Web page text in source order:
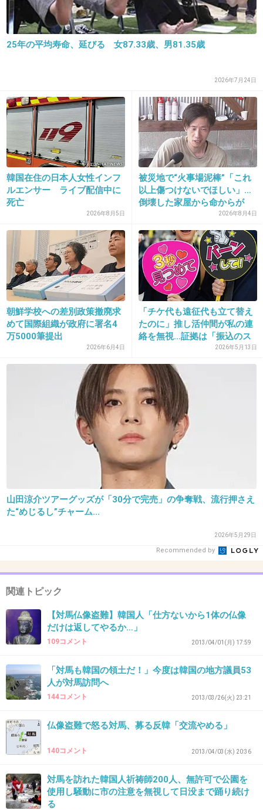
+22 -2
+62 -2
2013/03/21(木) 01:06:51
前からだけど、発想についていけん
+45 -2
30. 匿名 2013/03/21(木) 01:07:34
火に油を注ぐとはまさにこのことだね
+35 -0
31. 匿名 2013/03/21(木) 01:07:40
こいつらの宗教のルーツってどうなってんの？
色々混じってて気持ち悪いわ
お前ら絶対に日本に来なくていい
だが仏像は返してもらおうかｍ9っ｀Д´) ﾋﾞｼｯ!!
+35
32. 匿名 2013/03/21(木) 01:10:53
こないだのマスコットといい、完全にバカにし
出典：livedoor.4.blogimg.jp
＞祀られた仏像がその土地を離れたために起こ
る憂慮を慰霊祭で解決しようと訪問を決めた
土地を離れたのは韓国人に盗まれたからです。
早く返してください。
25年の平均寿命、延びる 女87.33歳、男81.35歳
2026年7月24日
韓国在住の日本人女性インフ
ルエンサー ライブ配信中に
死亡
2026年8月5日
被災地で“火事場泥棒”「これ
以上傷つけないでほしい」…
倒壊した家屋から命からが
2026年8月4日
朝鮮学校への差別政策撤廃求
めて国際組織が政府に署名4
万5000筆提出
2026年6月4日
「チケ代も遠征代も立て替え
たのに」推し活仲間が私の連
絡を無視…証拠は「振込のス
2026年5月13日
山田涼介ツアーグッズが「30分で完売」の争奪戦、流行押さえ
た“めじるし”チャーム...
2026年5月29日
Recommended by
関連トピック
【対馬仏像盗難】韓国人「仕方ないから1体の仏像
だけは返してやるか…」
109コメント 2013/04/01(月) 17:59
「対馬も韓国の領土だ！」今度は韓国の地方議員53
人が対馬訪問へ
144コメント 2013/03/26(火) 23:21
仏像盗難で怒る対馬、募る反韓「交流やめる」
140コメント 2013/04/03(水) 20:36
対馬を訪れた韓国人祈祷師200人、無許可で公園を
使用し騒動に市の注意を無視して日没まで踊り続け
る